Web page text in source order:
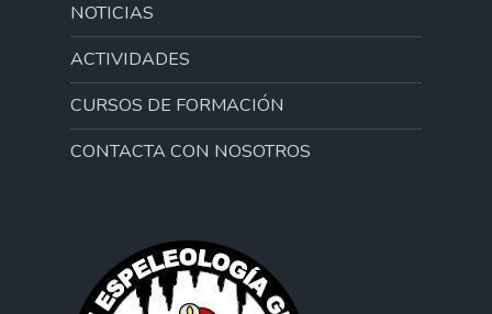
NOTICIAS
ACTIVIDADES
CURSOS DE FORMACIÓN
CONTACTA CON NOSOTROS